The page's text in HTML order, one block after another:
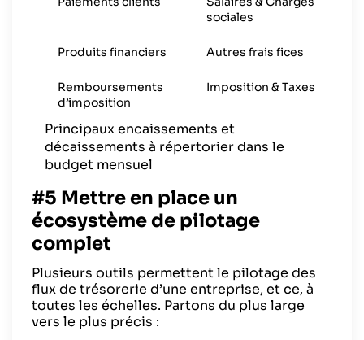
sociales
Produits financiers Autres frais fices
Remboursements
d’imposition
Imposition & Taxes
Principaux encaissements et
décaissements à répertorier dans le
budget mensuel
#5 Mettre en place un
écosystème de pilotage
complet
Plusieurs outils permettent le pilotage des
flux de trésorerie d’une entreprise, et ce, à
toutes les échelles. Partons du plus large
vers le plus précis :